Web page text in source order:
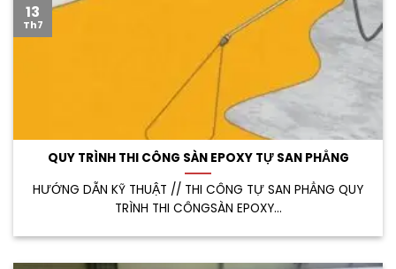
QUY TRÌNH THI CÔNG SÀN EPOXY TỰ SAN PHẲNG
HƯỚNG DẪN KỸ THUẬT // THI CÔNG TỰ SAN PHẲNG QUY
TRÌNH THI CÔNGSÀN EPOXY...
13
Th7